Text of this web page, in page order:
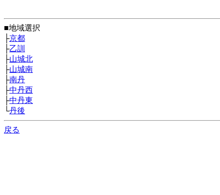
■地域選択
├京都
├乙訓
├山城北
├山城南
├南丹
├中丹西
├中丹東
└丹後
戻る